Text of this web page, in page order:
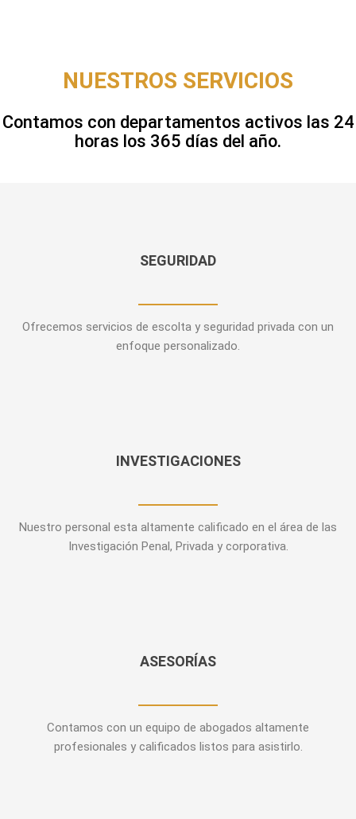
NUESTROS SERVICIOS
Contamos con departamentos activos las 24
horas los 365 días del año.
SEGURIDAD
Ofrecemos servicios de escolta y seguridad privada con un
enfoque personalizado.
INVESTIGACIONES
Nuestro personal esta altamente calificado en el área de las
Investigación Penal, Privada y corporativa.
ASESORÍAS
Contamos con un equipo de abogados altamente
profesionales y calificados listos para asistirlo.